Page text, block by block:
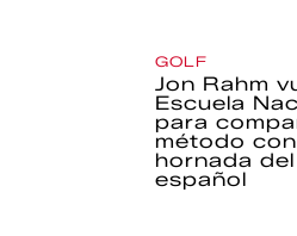
GOLF
Jon Rahm
Escuela
para
método
hornada
español